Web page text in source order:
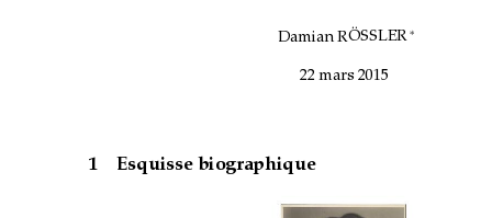
Damian R ¨
OSSLER ∗
22 mars 2015
1 Esquisse biographique